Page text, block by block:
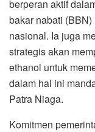
berperan aktif
bakar nabati
nasional. Ia juga
strategis akan
ethanol untuk
dalam hal ini
Patra Niaga.
Komitmen